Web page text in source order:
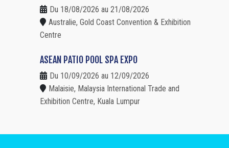
Du 18/08/2026 au 21/08/2026
Australie, Gold Coast Convention & Exhibition
Centre
ASEAN PATIO POOL SPA EXPO
Du 10/09/2026 au 12/09/2026
Malaisie, Malaysia International Trade and
Exhibition Centre, Kuala Lumpur